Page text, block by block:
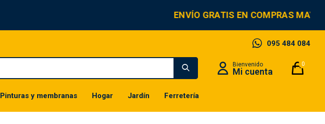
ENVÍO GRATIS EN COMPRAS
Pinturas y membranas Hogar Jardín Ferretería
0
095 484 084